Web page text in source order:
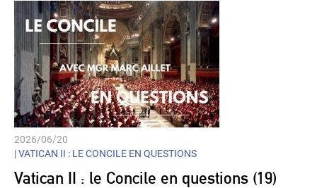
2026/06/20
|VATICAN II : LE CONCILE EN QUESTIONS
Vatican II : le Concile en questions (19)